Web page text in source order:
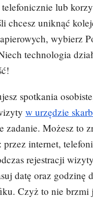
lub
chcesz uniknąć
wybierz
technologia
spotkania
w urzędzie
zadanie. Możesz to
przez internet,
rejestracji
datę oraz godzinę
Czyż to nie brzmi